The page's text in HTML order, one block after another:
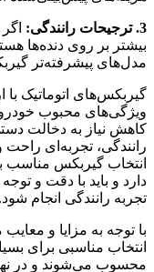
3. ترجیحات رانندگی:
بیشتر بر روی دنده‌ها
مدل‌های پیشرفته‌تر
گیربکس‌های اتوماتیک با
ویژگی‌های محبوب
کاهش نیاز به دخالت
رانندگی، تجربه‌ای راحت
انتخاب گیربکس مناسب
دارد و باید با دقت و
تجربه رانندگی انجام شود.
با توجه به مزایا و
انتخاب مناسبی برای
محسوب می‌شوند و در